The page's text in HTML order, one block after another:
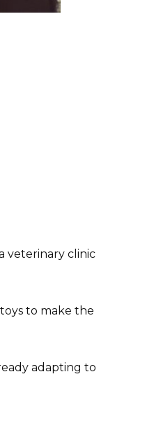
veterinary clinic
to make the
adapting to